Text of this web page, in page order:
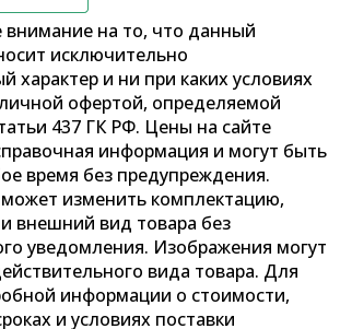
на то, что данный
исключительно
характер и ни при каких условиях
офертой, определяемой
437 ГК РФ. Цены на сайте
информация и могут быть
время без предупреждения.
изменить комплектацию,
внешний вид товара без
уведомления. Изображения могут
вида товара. Для
информации о стоимости,
и условиях поставки